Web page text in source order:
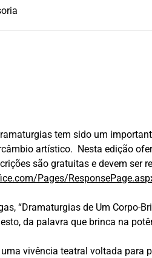
tem sido um
artístico. Nesta edição
são gratuitas e devem
Pages/
“Dramaturgias de Um Corpo-
da palavra que brinca na
vivência teatral voltada para